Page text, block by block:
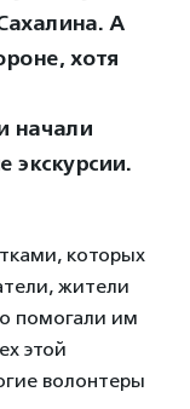
А
хотя
начали
экскурсии.
которых
жители
помогали им
этой
волонтеры